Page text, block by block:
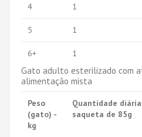
4 1
5 1
6+ 1
Gato adulto esterilizado com
alimentação mista
Peso
(gato) -
kg
Quantidade
saqueta de 85g